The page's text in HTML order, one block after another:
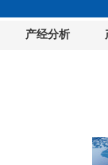
产经分析